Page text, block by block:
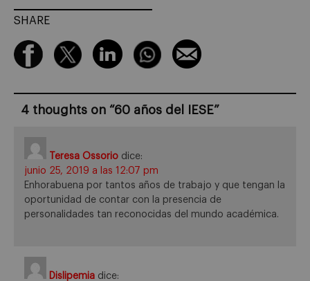
SHARE
4 thoughts on “60 años del IESE”
Teresa Ossorio dice:
junio 25, 2019 a las 12:07 pm
Enhorabuena por tantos años de trabajo y que tengan la
oportunidad de contar con la presencia de
personalidades tan reconocidas del mundo académica.
Dislipemia dice: